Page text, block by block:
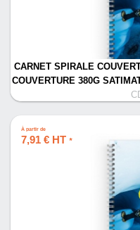
CARNET SPIRALE
COUVERTURE 380G
À partir de
7,91 € HT *